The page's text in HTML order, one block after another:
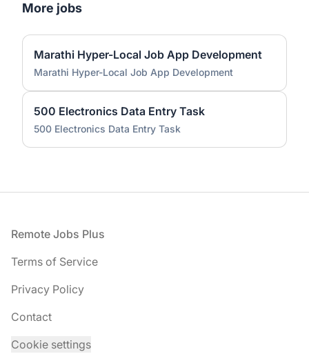
More jobs
Marathi Hyper-Local Job App Development
Marathi Hyper-Local Job App Development
500 Electronics Data Entry Task
500 Electronics Data Entry Task
Footer
Remote Jobs Plus
Terms of Service
Privacy Policy
Contact
Cookie settings